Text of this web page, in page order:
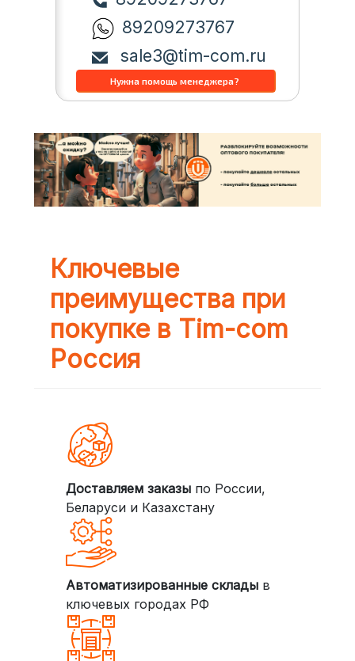
89209273767
sale3@tim-com.ru
Ключевые
преимущества при
покупке в Tim-com
Россия
Доставляем заказыпо России,
Беларуси и Казахстану
Автоматизированные складыв
ключевых городах РФ